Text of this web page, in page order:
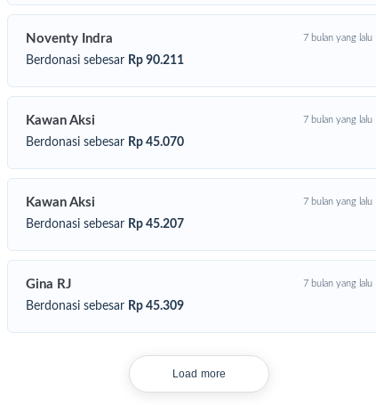
jangan ditunda!
langkah kecil dari kamu bisa jadi kebahagiaan besar buat
Noventy Indra 7 bulan yang lalu
Berdonasi sebesar Rp 90.211
Kawan Aksi 7 bulan yang lalu
Berdonasi sebesar Rp 45.070
Kawan Aksi 7 bulan yang lalu
Berdonasi sebesar Rp 45.207
Gina RJ 7 bulan yang lalu
Berdonasi sebesar Rp 45.309
Load more